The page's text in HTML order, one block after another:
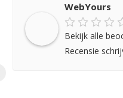
WebYours
Bekijk alle
Recensie